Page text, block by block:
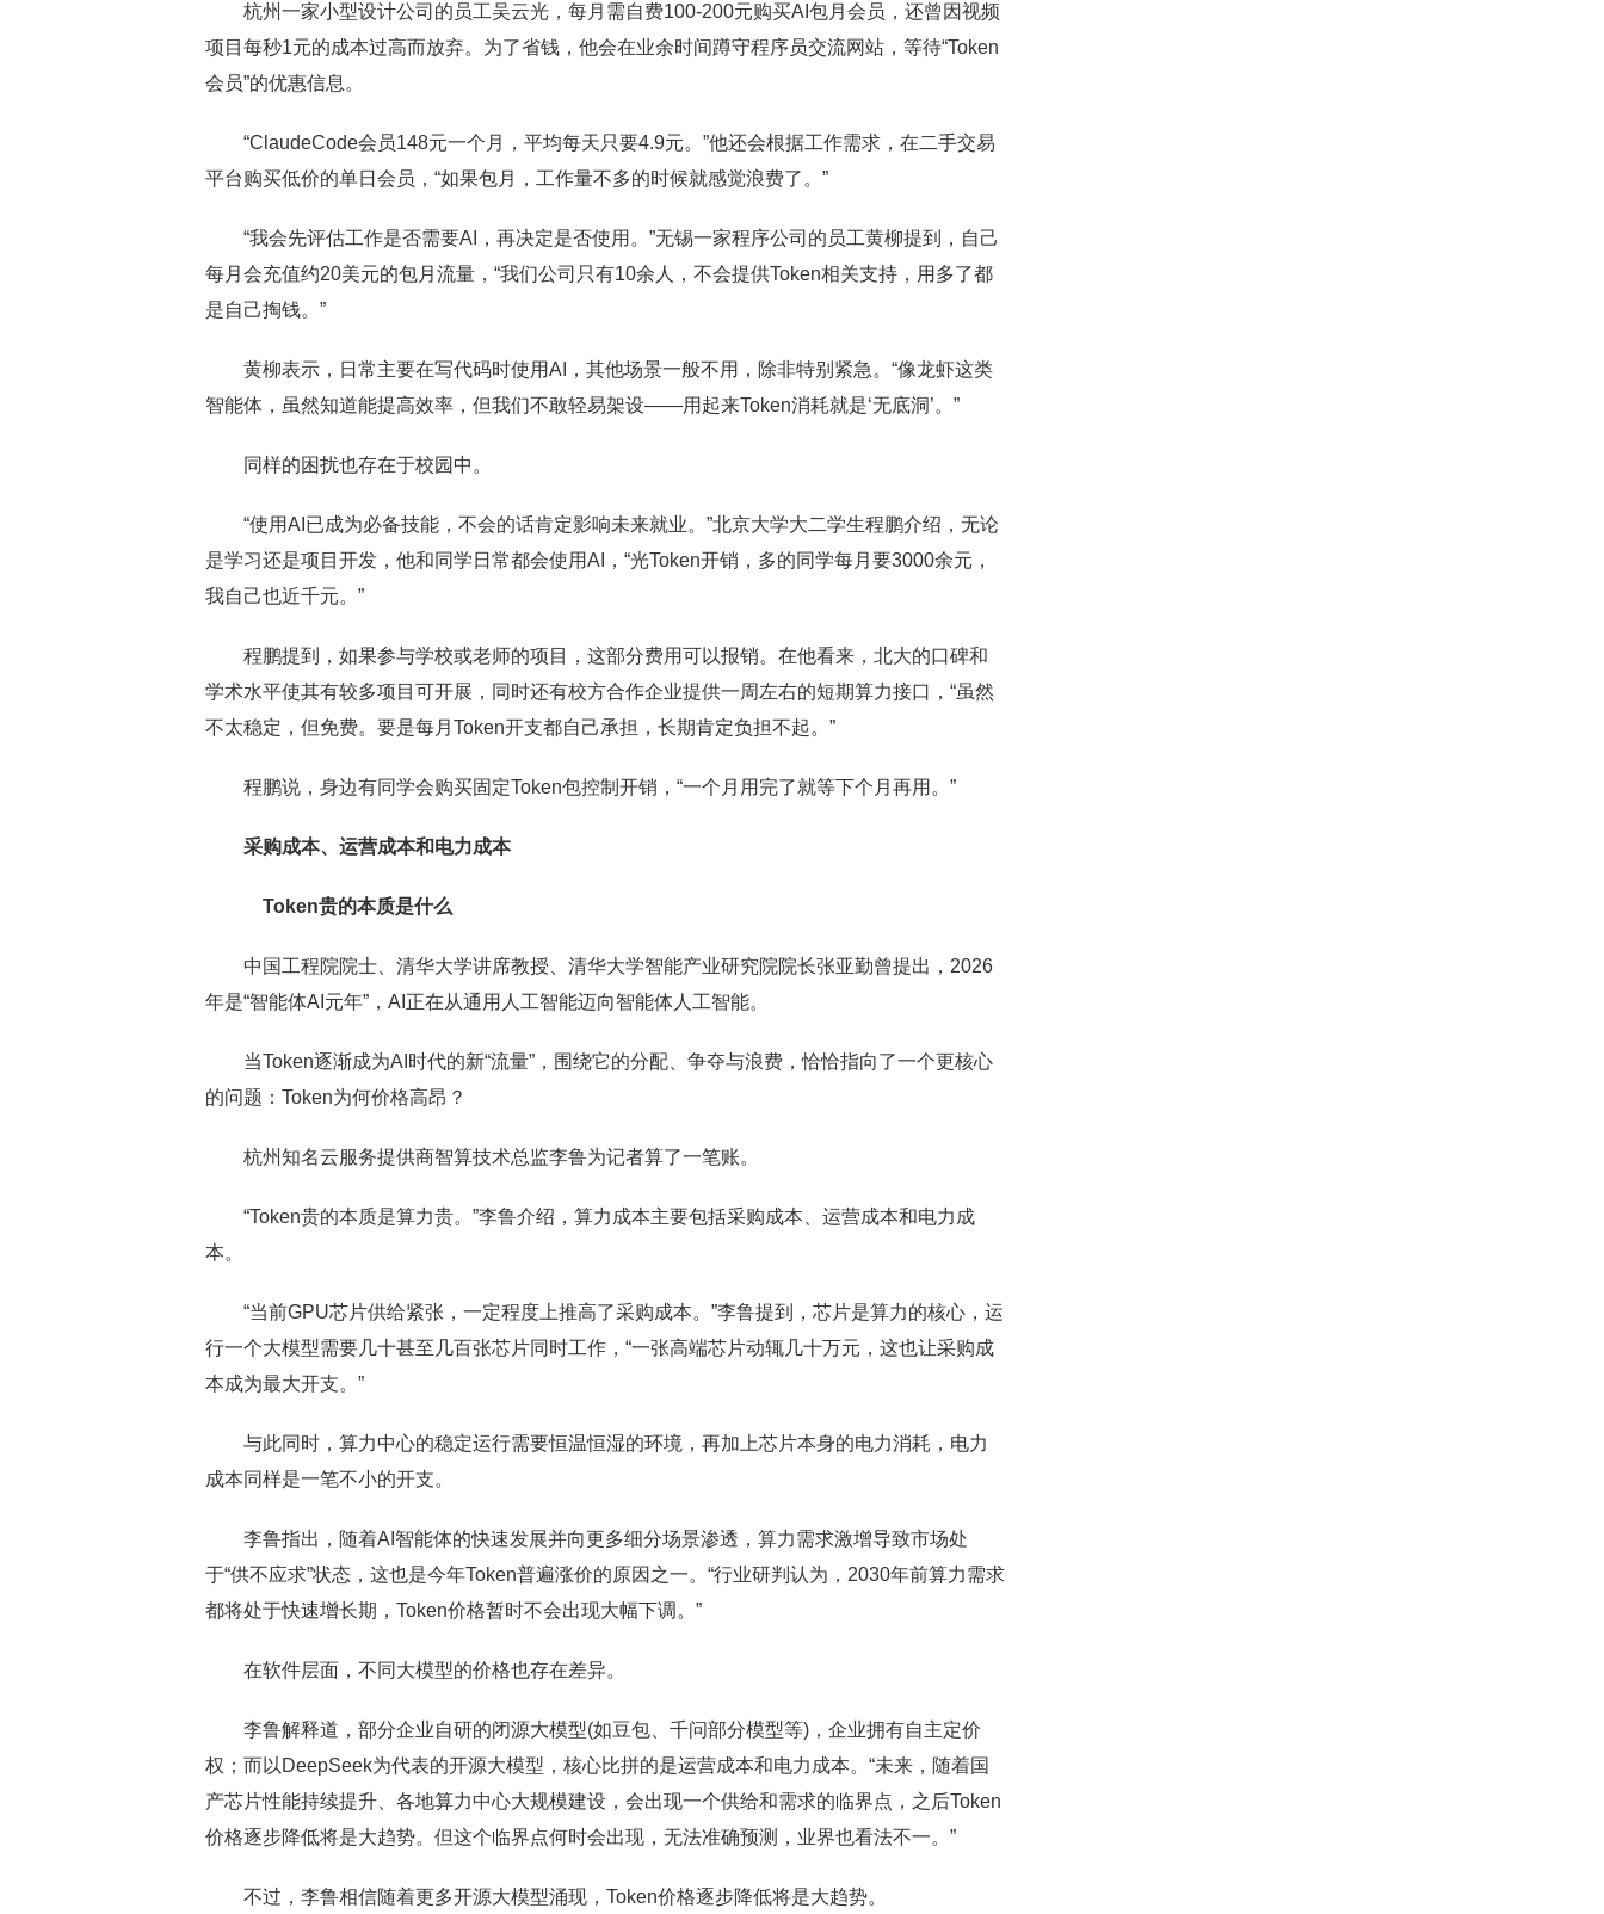
杭州一家小型设计公司的员工吴云光，每月需自费100-200元购买AI包月会员，还曾因视频
项目每秒1元的成本过高而放弃。为了省钱，他会在业余时间蹲守程序员交流网站，等待“Token
会员”的优惠信息。
“ClaudeCode会员148元一个月，平均每天只要4.9元。”他还会根据工作需求，在二手交易
平台购买低价的单日会员，“如果包月，工作量不多的时候就感觉浪费了。”
“我会先评估工作是否需要AI，再决定是否使用。”无锡一家程序公司的员工黄柳提到，自己
每月会充值约20美元的包月流量，“我们公司只有10余人，不会提供Token相关支持，用多了都
是自己掏钱。”
黄柳表示，日常主要在写代码时使用AI，其他场景一般不用，除非特别紧急。“像龙虾这类
智能体，虽然知道能提高效率，但我们不敢轻易架设——用起来Token消耗就是‘无底洞’。”
同样的困扰也存在于校园中。
“使用AI已成为必备技能，不会的话肯定影响未来就业。”北京大学大二学生程鹏介绍，无论
是学习还是项目开发，他和同学日常都会使用AI，“光Token开销，多的同学每月要3000余元，
我自己也近千元。”
程鹏提到，如果参与学校或老师的项目，这部分费用可以报销。在他看来，北大的口碑和
学术水平使其有较多项目可开展，同时还有校方合作企业提供一周左右的短期算力接口，“虽然
不太稳定，但免费。要是每月Token开支都自己承担，长期肯定负担不起。”
程鹏说，身边有同学会购买固定Token包控制开销，“一个月用完了就等下个月再用。”
采购成本、运营成本和电力成本
Token贵的本质是什么
中国工程院院士、清华大学讲席教授、清华大学智能产业研究院院长张亚勤曾提出，2026
年是“智能体AI元年”，AI正在从通用人工智能迈向智能体人工智能。
当Token逐渐成为AI时代的新“流量”，围绕它的分配、争夺与浪费，恰恰指向了一个更核心
的问题：Token为何价格高昂？
杭州知名云服务提供商智算技术总监李鲁为记者算了一笔账。
“Token贵的本质是算力贵。”李鲁介绍，算力成本主要包括采购成本、运营成本和电力成
本。
“当前GPU芯片供给紧张，一定程度上推高了采购成本。”李鲁提到，芯片是算力的核心，运
行一个大模型需要几十甚至几百张芯片同时工作，“一张高端芯片动辄几十万元，这也让采购成
本成为最大开支。”
与此同时，算力中心的稳定运行需要恒温恒湿的环境，再加上芯片本身的电力消耗，电力
成本同样是一笔不小的开支。
李鲁指出，随着AI智能体的快速发展并向更多细分场景渗透，算力需求激增导致市场处
于“供不应求”状态，这也是今年Token普遍涨价的原因之一。“行业研判认为，2030年前算力需求
都将处于快速增长期，Token价格暂时不会出现大幅下调。”
在软件层面，不同大模型的价格也存在差异。
李鲁解释道，部分企业自研的闭源大模型(如豆包、千问部分模型等)，企业拥有自主定价
权；而以DeepSeek为代表的开源大模型，核心比拼的是运营成本和电力成本。“未来，随着国
产芯片性能持续提升、各地算力中心大规模建设，会出现一个供给和需求的临界点，之后Token
价格逐步降低将是大趋势。但这个临界点何时会出现，无法准确预测，业界也看法不一。”
不过，李鲁相信随着更多开源大模型涌现，Token价格逐步降低将是大趋势。